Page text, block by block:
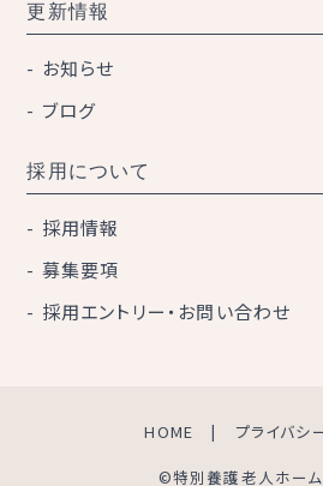
更新情報
お知らせ
ブログ
採用について
採用情報
募集要項
採用エントリー・お問い合わせ
HOME
プライバシ
©特別養護老人ホー